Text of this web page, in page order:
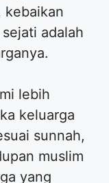
kebaikan
adalah
lebih
keluarga
sunnah,
muslim
yang